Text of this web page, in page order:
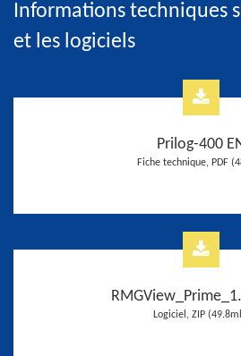
Informations techniques
et les logiciels
Prilog-400
Fiche technique, PDF
Logiciel, ZIP